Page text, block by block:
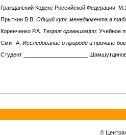
Гражданский Кодекс Российской Федерации.
Прыткин В.В. Общий курс менеджмента в
Коренченко Р.А. Теория организации: Учебное
Смит А. Исследование о природе и причине
Студент _____________________
©